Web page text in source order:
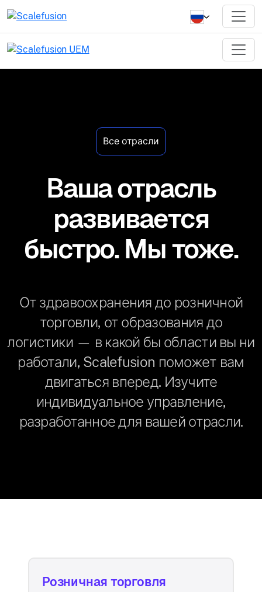
Все отрасли
Ваша отрасль
развивается
быстро. Мы тоже.
От здравоохранения до розничной
торговли, от образования до
логистики — в какой бы области вы ни
работали, Scalefusion поможет вам
двигаться вперед. Изучите
индивидуальное управление,
разработанное для вашей отрасли.
Розничная торговля